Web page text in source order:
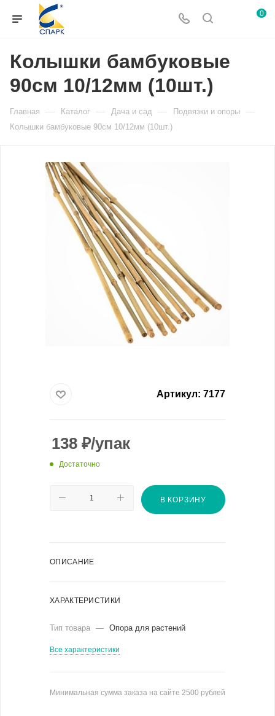
0
Колышки бамбуковые
90см 10/12мм (10шт.)
Главная — Каталог — Дача и сад — Подвязки и опоры —
Колышки бамбуковые 90см 10/12мм (10шт.)
Артикул: 7177
138 ₽/упак
Достаточно
В КОРЗИНУ
ОПИСАНИЕ
ХАРАКТЕРИСТИКИ
Тип товара — Опора для растений
Все характеристики
Минимальная сумма заказа на сайте 2500 рублей